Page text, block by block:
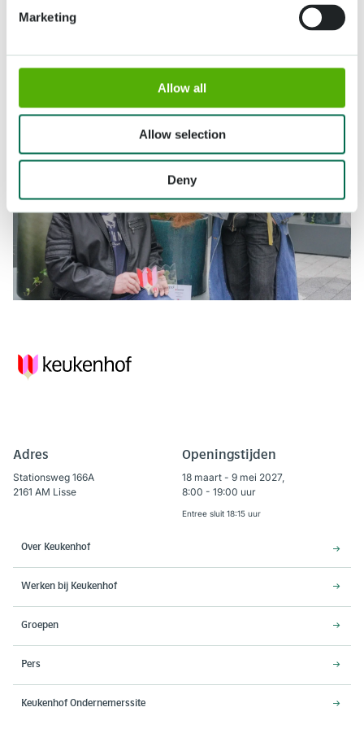
Marketing
Allow all
Allow selection
Deny
Adres
Stationsweg 166A
2161 AM Lisse
Openingstijden
18 maart - 9 mei 2027,
8:00 - 19:00 uur
Entree sluit 18:15 uur
Over Keukenhof
Werken bij Keukenhof
Groepen
Pers
Keukenhof Ondernemerssite